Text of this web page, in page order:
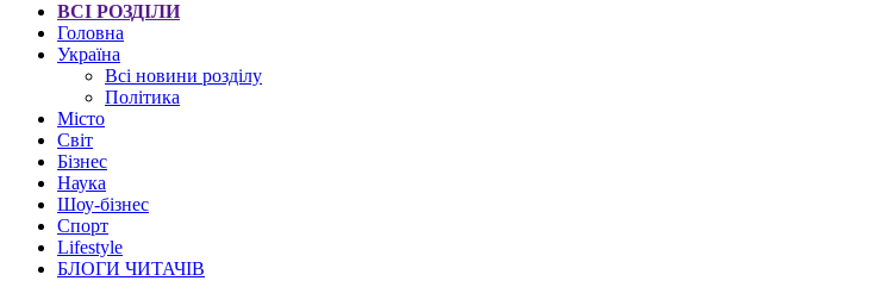
ВСІ РОЗДІЛИ
Головна
Україна
Всі новини розділу
Політика
Місто
Світ
Бізнес
Наука
Шоу-бізнес
Спорт
Lifestyle
БЛОГИ ЧИТАЧІВ